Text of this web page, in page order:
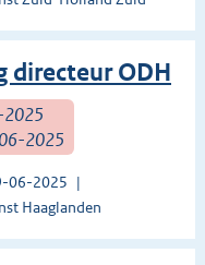
directeur ODH
2025
2025
06-2025
Haaglanden